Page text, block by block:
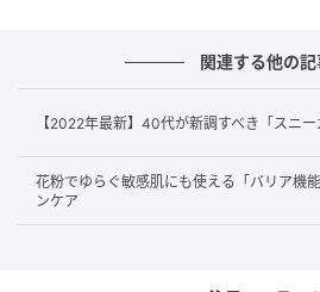
関連する他の記
【2022年最新】40代が新調すべき「スニー
花粉でゆらぐ敏感肌にも使える「バリア機
ンケア